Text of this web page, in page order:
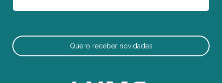
Quero receber novidades